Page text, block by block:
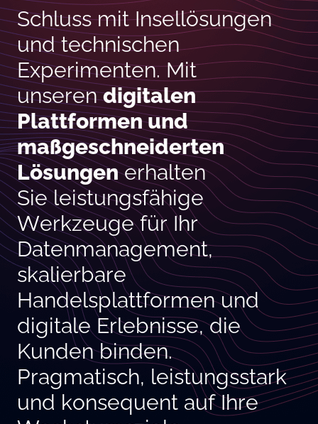
Schluss mit Insellösungen
und technischen
Experimenten. Mit
unserendigitalen
Plattformen und
maßgeschneiderten
Lösungenerhalten
Sie leistungsfähige
Werkzeuge für Ihr
Datenmanagement,
skalierbare
Handelsplattformen und
digitale Erlebnisse, die
Kunden binden.
Pragmatisch, leistungsstark
und konsequent auf Ihre